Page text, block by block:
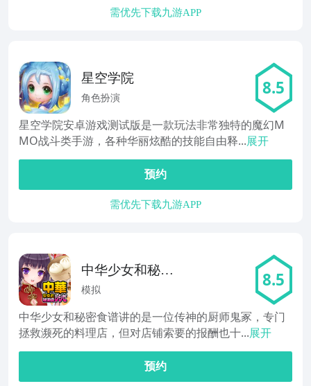
需优先下载九游APP
星空学院
角色扮演 8.5
星空学院安卓游戏测试版是一款玩法非常独特的魔幻M
MO战斗类手游，各种华丽炫酷的技能自由释...展开
预约
需优先下载九游APP
中华少女和秘密
食谱
模拟 8.5
中华少女和秘密食谱讲的是一位传神的厨师鬼冢，专门
拯救濒死的料理店，但对店铺索要的报酬也十...展开
预约